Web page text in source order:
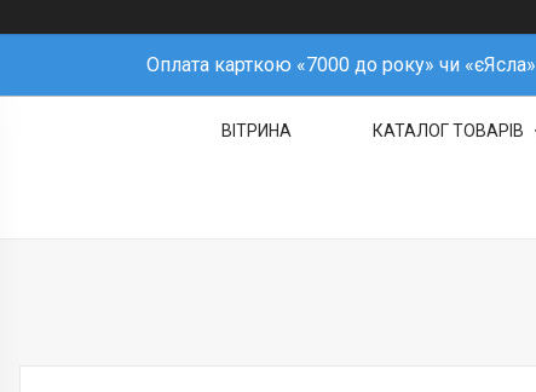
Оплата карткою «7000 до року» чи «єЯсла»
ВІТРИНА КАТАЛОГ ТОВАРІВ